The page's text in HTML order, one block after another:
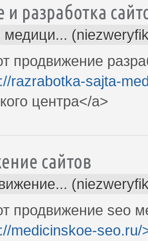
и разработка
медици...
продвижение
razrabotka-sajta-
центра</a>
сайтов
продвижение seo
medicinskoe-seo.ru/